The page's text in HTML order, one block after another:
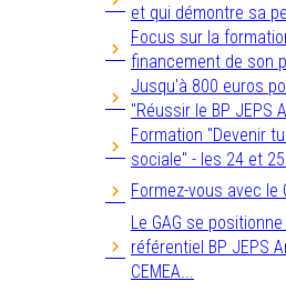
et qui démontre sa
Focus sur la
financement de son
Jusqu'à 800 euros
"Réussir le BP JEPS
Formation "Devenir
sociale" - les 24 et
Formez-vous avec le
Le GAG se
référentiel BP JEPS
CEMEA...